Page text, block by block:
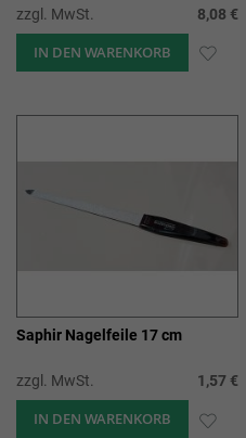
zzgl. MwSt. 8,08 €
IN DEN WARENKORB ZUR
Saphir Nagelfeile 17 cm
zzgl. MwSt. 1,57 €
IN DEN WARENKORB ZUR